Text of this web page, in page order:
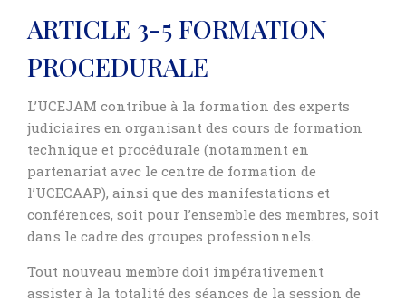
ARTICLE 3-5 FORMATION
PROCEDURALE
L’UCEJAM contribue à la formation des experts
judiciaires en organisant des cours de formation
technique et procédurale (notamment en
partenariat avec le centre de formation de
l’UCECAAP), ainsi que des manifestations et
conférences, soit pour l’ensemble des membres, soit
dans le cadre des groupes professionnels.
Tout nouveau membre doit impérativement
assister à la totalité des séances de la session de